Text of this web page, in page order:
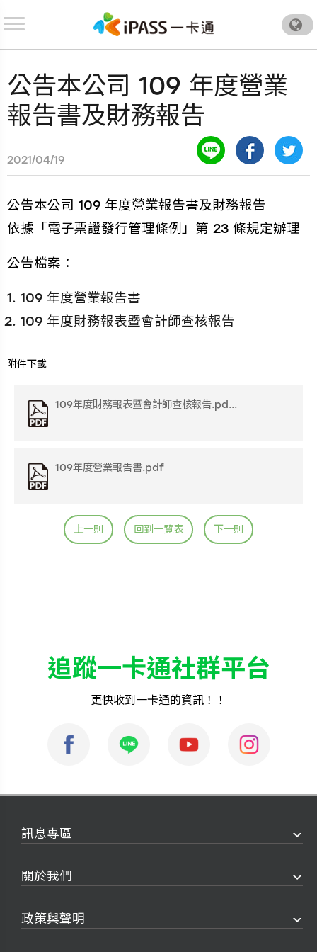
.
公告本公司 109 年度營業
報告書及財務報告
2021/04/19
公告本公司 109 年度營業報告書及財務報告
依據「電子票證發行管理條例」第 23 條規定辦理
公告檔案：
109 年度營業報告書
109 年度財務報表暨會計師查核報告
附件下載
109年度財務報表暨會計師查核報告.pd...
109年度營業報告書.pdf
上一則 回到一覽表 下一則
追蹤一卡通社群平台
更快收到一卡通的資訊！！
訊息專區
關於我們
政策與聲明